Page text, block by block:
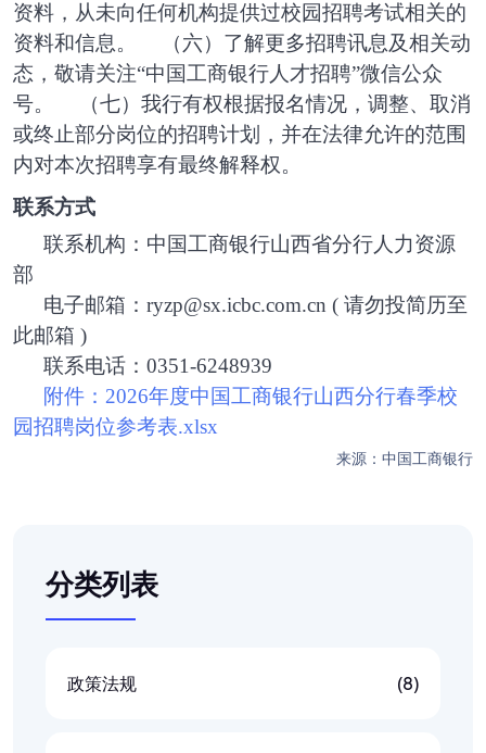
资料，从未向任何机构提供过校园招聘考试相关的
资料和信息。
（六）了解更多招聘讯息及相关动
态，敬请关注“中国工商银行人才招聘”微信公众
号。
（七）我行有权根据报名情况，调整、取消
或终止部分岗位的招聘计划，并在法律允许的范围
内对本次招聘享有最终解释权。
联系方式
联系机构：中国工商银行山西省分行人力资源
部
电子邮箱： ryzp@sx.icbc.com.cn ( 请勿投简历至
此邮箱 )
联系电话： 0351-6248939
附件： 2026年度中国工商银行山西分行春季校
园招聘岗位参考表.xlsx
来源：中国工商银行
分类列表
政策法规 (8)